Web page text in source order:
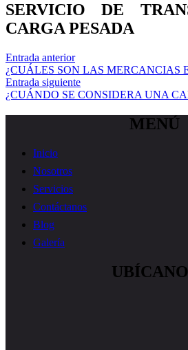
SERVICIO DE
CARGA PESADA
Entrada anterior
¿CUÁLES SON LAS MERCANCIAS
Entrada siguiente
¿CUÁNDO SE CONSIDERA UNA
MENÚ
Inicio
Nosotros
Servicios
Contáctanos
Blog
Galería